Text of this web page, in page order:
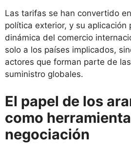
Las tarifas se han convertido
política exterior, y su aplicación
dinámica del comercio
solo a los países implicados,
actores que forman parte de
suministro globales.
El papel de los
como
negociación